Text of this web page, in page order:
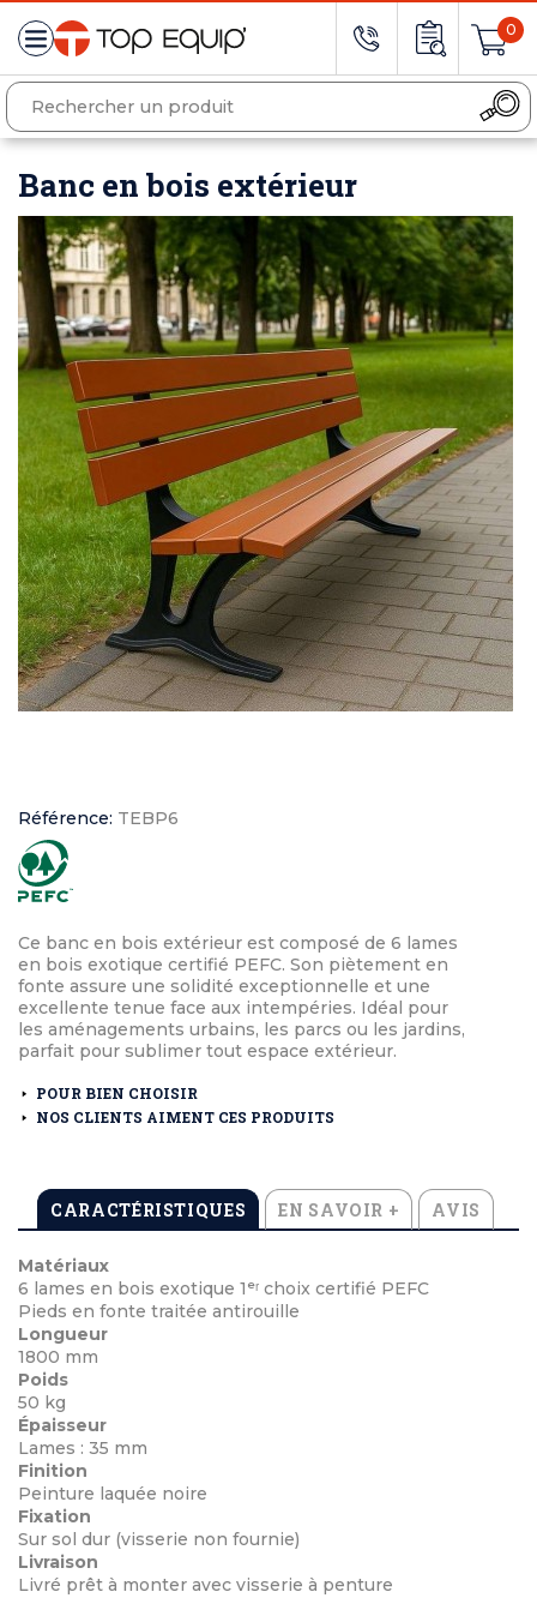
0
Banc en bois extérieur
Référence: TEBP6
Ce banc en bois extérieur est composé de 6 lames
en bois exotique certifié PEFC. Son piètement en
fonte assure une solidité exceptionnelle et une
excellente tenue face aux intempéries. Idéal pour
les aménagements urbains, les parcs ou les jardins,
parfait pour sublimer tout espace extérieur.
POUR BIEN CHOISIR
NOS CLIENTS AIMENT CES PRODUITS
CARACTÉRISTIQUES EN SAVOIR + AVIS
Matériaux
6 lames en bois exotique 1ᵉʳ choix certifié PEFC
Pieds en fonte traitée antirouille
Longueur
1800 mm
Poids
50 kg
Épaisseur
Lames : 35 mm
Finition
Peinture laquée noire
Fixation
Sur sol dur (visserie non fournie)
Livraison
Livré prêt à monter avec visserie à penture